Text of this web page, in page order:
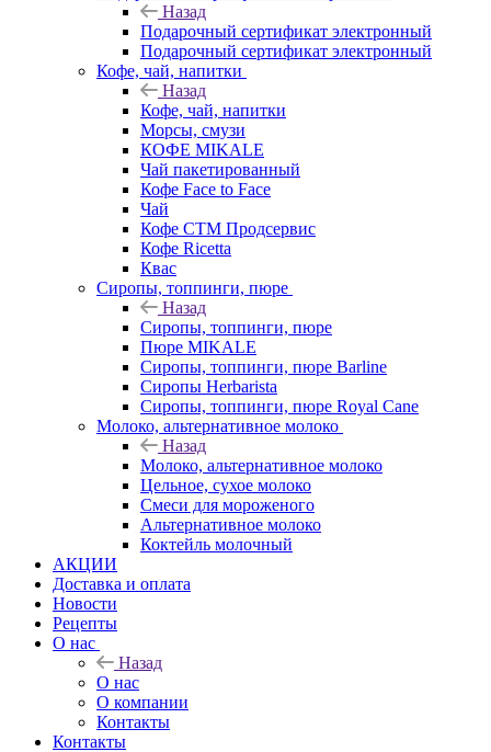
Назад
Подарочный сертификат электронный
Подарочный сертификат электронный
Кофе, чай, напитки
Назад
Кофе, чай, напитки
Морсы, смузи
КОФЕ MIKALE
Чай пакетированный
Кофе Face to Face
Чай
Кофе СТМ Продсервис
Кофе Ricetta
Квас
Сиропы, топпинги, пюре
Назад
Сиропы, топпинги, пюре
Пюре MIKALE
Сиропы, топпинги, пюре Barline
Сиропы Herbarista
Сиропы, топпинги, пюре Royal Cane
Молоко, альтернативное молоко
Назад
Молоко, альтернативное молоко
Цельное, сухое молоко
Смеси для мороженого
Альтернативное молоко
Коктейль молочный
АКЦИИ
Доставка и оплата
Новости
Рецепты
О нас
Назад
О нас
О компании
Контакты
Контакты